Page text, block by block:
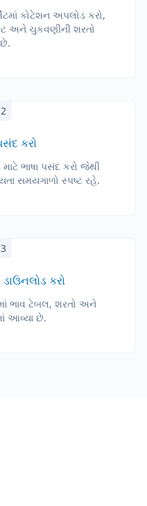
કોટેશન અપલોડ કરો,
અને ચુકવણીની શરતો
કરો
ભાષા પસંદ કરો જેથી
સમયગાળો સ્પષ્ટ રહે.
કરો
ભાવ ટેબલ, શરતો અને
આવ્યા છે.